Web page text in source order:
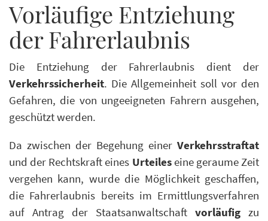
Vorläufige Entziehung
der Fahrerlaubnis
Die Entziehung der Fahrerlaubnis dient der
Verkehrssicherheit. Die Allgemeinheit soll vor den
Gefahren, die von ungeeigneten Fahrern ausgehen,
geschützt werden.
Da zwischen der Begehung einer Verkehrsstraftat
und der Rechtskraft eines Urteileseine geraume Zeit
vergehen kann, wurde die Möglichkeit geschaffen,
die Fahrerlaubnis bereits im Ermittlungsverfahren
auf Antrag der Staatsanwaltschaft vorläufig zu